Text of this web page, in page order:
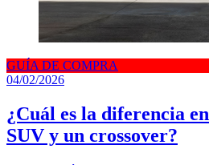
GUÍA DE COMPRA
04/02/2026
¿Cuál es la diferencia
SUV y un crossover?